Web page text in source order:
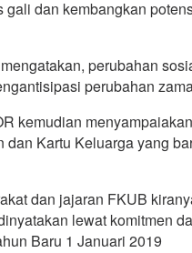
gali dan kembangkan
perubahan
perubahan
kemudian
dan Kartu Keluarga yang
dan jajaran FKUB
lewat komitmen
Baru 1 Januari 2019